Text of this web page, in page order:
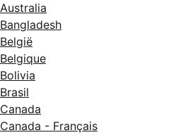
Australia
Bangladesh
België
Belgique
Bolivia
Brasil
Canada
Canada - Français